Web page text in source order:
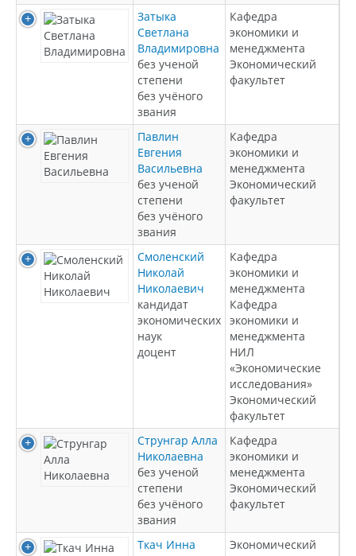
Затыка
Светлана
Владимировна
без ученой
степени
без учёного
звания
Кафедра
экономики и
менеджмента
Экономический
факультет
Павлин
Евгения
Васильевна
без ученой
степени
без учёного
звания
Кафедра
экономики и
менеджмента
Экономический
факультет
Смоленский
Николай
Николаевич
кандидат
экономических
наук
доцент
Кафедра
экономики и
менеджмента
Кафедра
экономики и
менеджмента
НИЛ
«Экономические
исследования»
Экономический
факультет
Струнгар Алла
Николаевна
без ученой
степени
без учёного
звания
Кафедра
экономики и
менеджмента
Экономический
факультет
Ткач Инна
Экономический